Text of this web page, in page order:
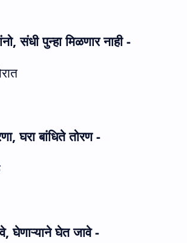
,संधी पुन्हा मिळणार नाही -
,घरा बांधिते तोरण -
,घेणाऱ्याने घेत जावे -